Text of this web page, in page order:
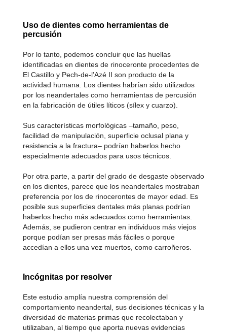
Uso de dientes como herramientas de
percusión
Por lo tanto, podemos concluir que las huellas
identificadas en dientes de rinoceronte procedentes de
El Castillo y Pech-de-l’Azé II son producto de la
actividad humana. Los dientes habrían sido utilizados
por los neandertales como herramientas de percusión
en la fabricación de útiles líticos (sílex y cuarzo).
Sus características morfológicas –tamaño, peso,
facilidad de manipulación, superficie oclusal plana y
resistencia a la fractura– podrían haberlos hecho
especialmente adecuados para usos técnicos.
Por otra parte, a partir del grado de desgaste observado
en los dientes, parece que los neandertales mostraban
preferencia por los de rinocerontes de mayor edad. Es
posible sus superficies dentales más planas podrían
haberlos hecho más adecuados como herramientas.
Además, se pudieron centrar en individuos más viejos
porque podían ser presas más fáciles o porque
accedían a ellos una vez muertos, como carroñeros.
Incógnitas por resolver
Este estudio amplía nuestra comprensión del
comportamiento neandertal, sus decisiones técnicas y la
diversidad de materias primas que recolectaban y
utilizaban, al tiempo que aporta nuevas evidencias